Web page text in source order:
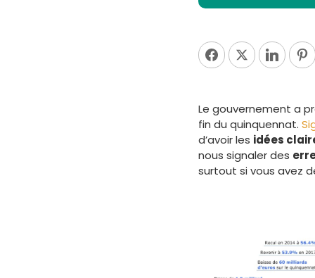
Le gouvernement a
fin du quinquennat.
d’avoir les idées
nous signaler des
surtout si vous avez